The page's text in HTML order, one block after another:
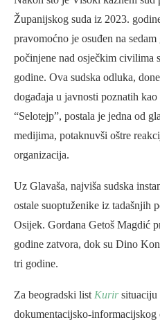
Županijskog suda iz 2023.
pravomoćno je osuđen na
počinjene nad osječkim civilima
godine. Ova sudska odluka,
događaja u javnosti poznatih
“Selotejp”, postala je jedna od
medijima, potaknuvši oštre
organizacija.
Uz Glavaša, najviša sudska
ostale suoptuženike iz tadašnjih
Osijek. Gordana Getoš Magdić
godine zatvora, dok su Dino
tri godine.
Za beogradski listKurirsituaciju
dokumentacijsko-informacijskog